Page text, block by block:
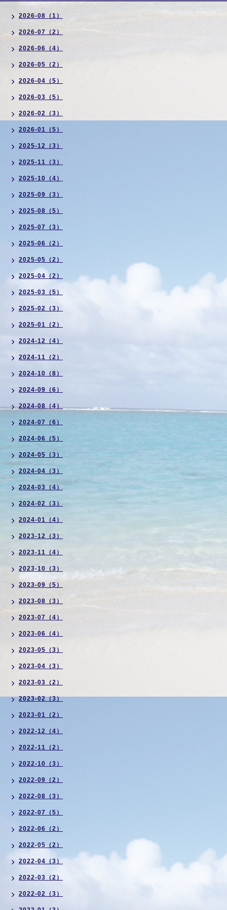
2026-08（1）
2026-07（2）
2026-06（4）
2026-05（2）
2026-04（5）
2026-03（5）
2026-02（3）
2026-01（5）
2025-12（3）
2025-11（3）
2025-10（4）
2025-09（3）
2025-08（5）
2025-07（3）
2025-06（2）
2025-05（2）
2025-04（2）
2025-03（5）
2025-02（3）
2025-01（2）
2024-12（4）
2024-11（2）
2024-10（8）
2024-09（6）
2024-08（4）
2024-07（6）
2024-06（5）
2024-05（3）
2024-04（3）
2024-03（4）
2024-02（3）
2024-01（4）
2023-12（3）
2023-11（4）
2023-10（3）
2023-09（5）
2023-08（3）
2023-07（4）
2023-06（4）
2023-05（3）
2023-04（3）
2023-03（2）
2023-02（3）
2023-01（2）
2022-12（4）
2022-11（2）
2022-10（3）
2022-09（2）
2022-08（3）
2022-07（5）
2022-06（2）
2022-05（2）
2022-04（3）
2022-03（2）
2022-02（3）